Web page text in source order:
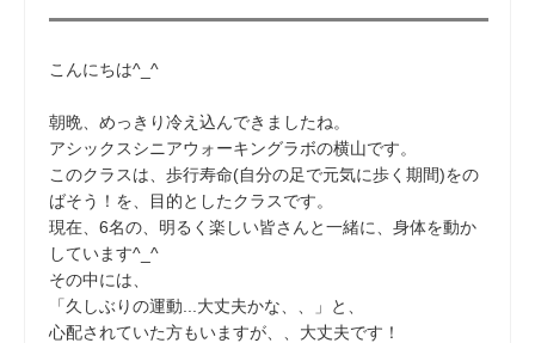
こんにちは^_^
朝晩、めっきり冷え込んできましたね。
アシックスシニアウォーキングラボの横山です。
このクラスは、歩行寿命(自分の足で元気に歩く期間)をの
ばそう！を、目的としたクラスです。
現在、6名の、明るく楽しい皆さんと一緒に、身体を動か
しています^_^
その中には、
「久しぶりの運動...大丈夫かな、、」と、
心配されていた方もいますが、、大丈夫です！